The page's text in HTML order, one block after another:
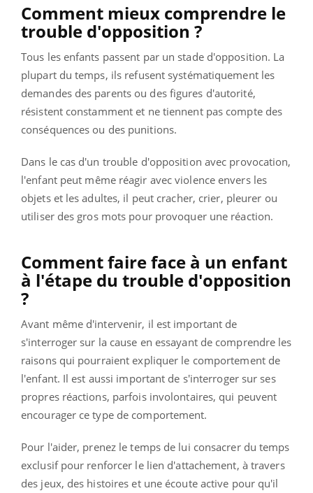
Comment mieux comprendre le
trouble d'opposition ?
Tous les enfants passent par un stade d'opposition. La
plupart du temps, ils refusent systématiquement les
demandes des parents ou des figures d'autorité,
résistent constamment et ne tiennent pas compte des
conséquences ou des punitions.
Dans le cas d'un trouble d'opposition avec provocation,
l'enfant peut même réagir avec violence envers les
objets et les adultes, il peut cracher, crier, pleurer ou
utiliser des gros mots pour provoquer une réaction.
Comment faire face à un enfant
à l'étape du trouble d'opposition
?
Avant même d'intervenir, il est important de
s'interroger sur la cause en essayant de comprendre les
raisons qui pourraient expliquer le comportement de
l'enfant. Il est aussi important de s'interroger sur ses
propres réactions, parfois involontaires, qui peuvent
encourager ce type de comportement.
Pour l'aider, prenez le temps de lui consacrer du temps
exclusif pour renforcer le lien d'attachement, à travers
des jeux, des histoires et une écoute active pour qu'il